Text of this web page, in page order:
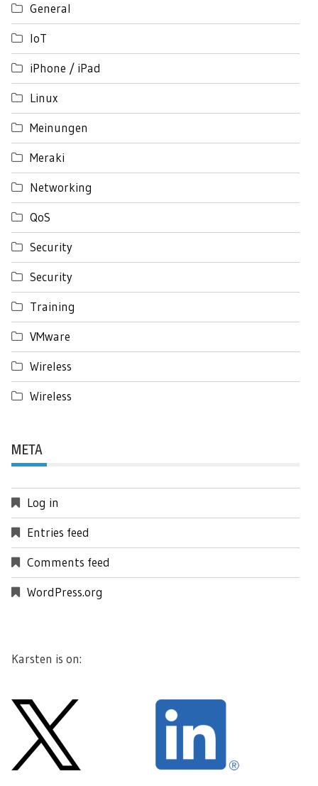
General
IoT
iPhone / iPad
Linux
Meinungen
Meraki
Networking
QoS
Security
Security
Training
VMware
Wireless
Wireless
META
Log in
Entries feed
Comments feed
WordPress.org
Karsten is on: